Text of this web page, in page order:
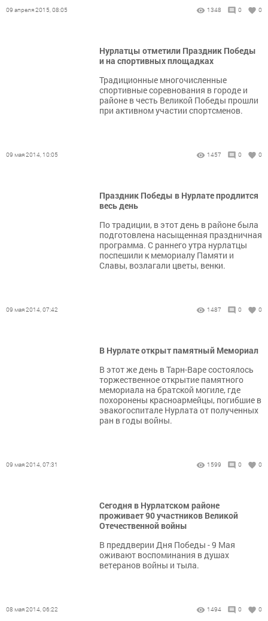
09 апреля 2015, 08:05 1348 0 0
Нурлатцы отметили Праздник Победы
и на спортивных площадках
Традиционные многочисленные
спортивные соревнования в городе и
районе в честь Великой Победы прошли
при активном участии спортсменов.
09 мая 2014, 10:05 1457 0 0
Праздник Победы в Нурлате продлится
весь день
По традиции, в этот день в районе была
подготовлена насыщенная праздничная
программа. С раннего утра нурлатцы
поспешили к мемориалу Памяти и
Славы, возлагали цветы, венки.
09 мая 2014, 07:42 1487 0 0
В Нурлате открыт памятный Мемориал
В этот же день в Тарн-Варе состоялось
торжественное открытие памятного
мемориала на братской могиле, где
похоронены красноармейцы, погибшие в
эвакогоспитале Нурлата от полученных
ран в годы войны.
09 мая 2014, 07:31 1599 0 0
Сегодня в Нурлатском районе
проживает 90 участников Великой
Отечественной войны
В преддверии Дня Победы - 9 Мая
оживают воспоминания в душах
ветеранов войны и тыла.
08 мая 2014, 06:22 1494 0 0